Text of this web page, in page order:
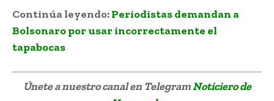
Continúa leyendo:Periodistas demandan a
Bolsonaro por usar incorrectamente el
tapabocas
Únete a nuestro canal en TelegramNoticiero de